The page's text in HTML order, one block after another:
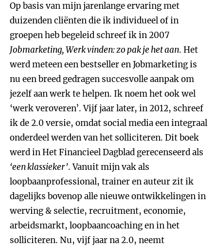
Op basis van mijn jarenlange ervaring met
duizenden cliënten die ik individueel of in
groepen heb begeleid schreef ik in 2007
Jobmarketing, Werk vinden: zo pak je het aan. Het
werd meteen een bestseller en Jobmarketing is
nu een breed gedragen succesvolle aanpak om
jezelf aan werk te helpen. Ik noem het ook wel
‘werk veroveren’. Vijf jaar later, in 2012, schreef
ik de 2.0 versie, omdat social media een integraal
onderdeel werden van het solliciteren. Dit boek
werd in Het Financieel Dagblad gerecenseerd als
‘een klassieker’. Vanuit mijn vak als
loopbaanprofessional, trainer en auteur zit ik
dagelijks bovenop alle nieuwe ontwikkelingen in
werving & selectie, recruitment, economie,
arbeidsmarkt, loopbaancoaching en in het
solliciteren. Nu, vijf jaar na 2.0, neemt